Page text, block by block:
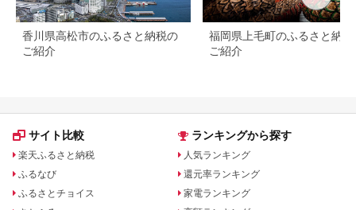
香川県高松市のふるさと納税の
ご紹介
福岡県上毛町のふるさと納税
ご紹介
サイト比較
楽天ふるさと納税
ふるなび
ふるさとチョイス
ランキングから探す
人気ランキング
還元率ランキング
家電ランキング